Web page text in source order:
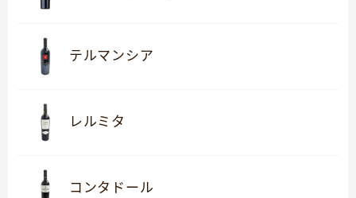
テルマンシア
レルミタ
コンタドール